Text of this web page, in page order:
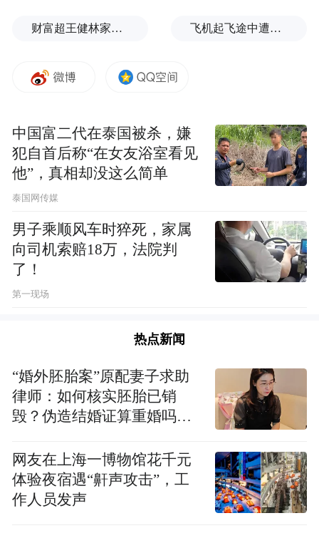
的担当。
回看释永信出家至今的历程，我也算是见证
者，个中端倪，不管曾经如何风光，都早已
然。直面这些历史的真实，对四众弟子是参
照更是警策，痛定思痛，不枉在修行的路上
释永信，俗名刘应成，1965年出生，安徽阜
阳颍上人；父母信佛，兄弟姊妹五人。由于
家贫，少年辍学的他四处闯荡，谋求乘着改
财富超王健林家族，孙宇晨发文回应曾被王思聪羞辱“是个傻X” 飞机起飞途中遭雷击！航班滞留3小时临时换机
中国富二代在泰国被杀，嫌
犯自首后称“在女友浴室看见
他”，真相却没这么简单
泰国网传媒
男子乘顺风车时猝死，家属
向司机索赔18万，法院判
了！
第一现场
热点新闻
“婚外胚胎案”原配妻子求助
律师：如何核实胚胎已销
毁？伪造结婚证算重婚吗？
网友在上海一博物馆花千元
体验夜宿遇“鼾声攻击”，工
作人员发声